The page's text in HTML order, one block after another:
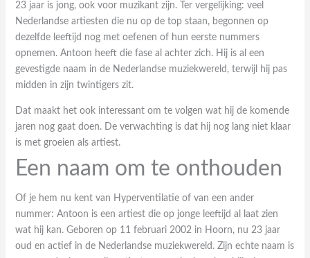
23 jaar is jong, ook voor muzikant zijn. Ter vergelijking: veel
Nederlandse artiesten die nu op de top staan, begonnen op
dezelfde leeftijd nog met oefenen of hun eerste nummers
opnemen. Antoon heeft die fase al achter zich. Hij is al een
gevestigde naam in de Nederlandse muziekwereld, terwijl hij pas
midden in zijn twintigers zit.
Dat maakt het ook interessant om te volgen wat hij de komende
jaren nog gaat doen. De verwachting is dat hij nog lang niet klaar
is met groeien als artiest.
Een naam om te onthouden
Of je hem nu kent van Hyperventilatie of van een ander
nummer: Antoon is een artiest die op jonge leeftijd al laat zien
wat hij kan. Geboren op 11 februari 2002 in Hoorn, nu 23 jaar
oud en actief in de Nederlandse muziekwereld. Zijn echte naam is